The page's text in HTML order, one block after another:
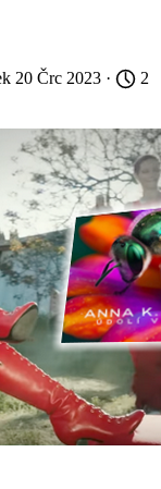
20 Črc 2023 ·
2